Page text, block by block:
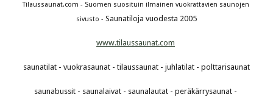
Tilaussaunat.com - Suomen suosituin ilmainen vuokrattavien saunojen
sivusto - Saunatiloja vuodesta 2005
www.tilaussaunat.com
saunatilat - vuokrasaunat - tilaussaunat - juhlatilat - polttarisaunat
saunabussit - saunalaivat - saunalautat - peräkärrysaunat -